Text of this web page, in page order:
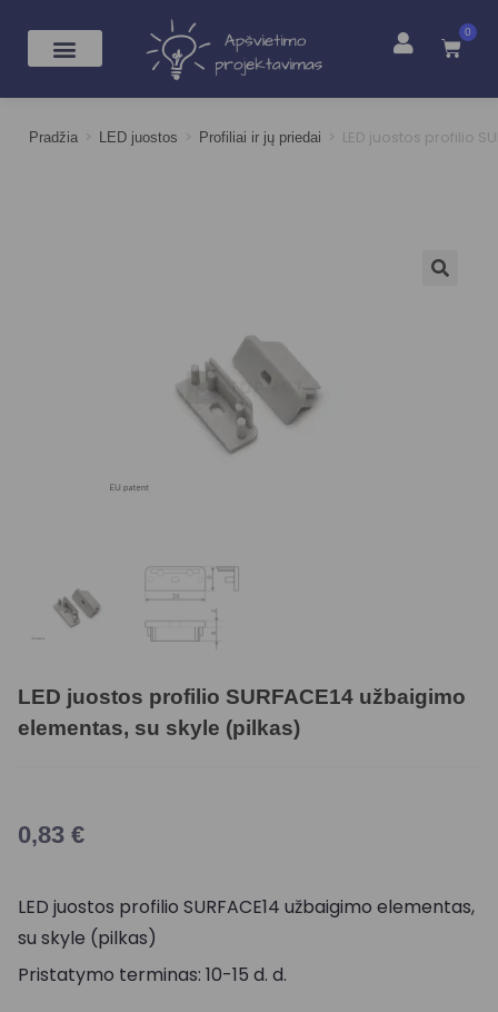
0
Pradžia > LED juostos > Profiliai ir jų priedai > LED juostos profilio
LED juostos profilio SURFACE14 užbaigimo
elementas, su skyle (pilkas)
0,83 €
LED juostos profilio SURFACE14 užbaigimo elementas,
su skyle (pilkas)
Pristatymo terminas: 10-15 d. d.